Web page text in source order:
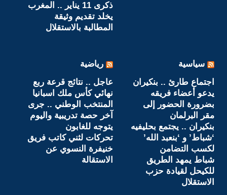
ذكرى 11 يناير .. المغرب
يخلد تقديم وثيقة
المطالبة بالاستقلال
سياسية
اجتماع طارئ .. بنكيران
يدعو أعضاء فريقه
بضرورة الحضور إلى
مقر البرلمان
بنكيران .. يجتمع بحليفيه
‘شباط’ و ‘بنعبد الله’
لكسب التضامن
شباط يمهد الطريق
للكيحل لقيادة حزب
الاستقلال
رياضية
عاجل .. نتائج قرعة ربع
نهائي كأس ملك اسبانيا
المنتخب الوطني .. جرى
آخر حصة تدريبية واليوم
يتوجه للغابون‎
تحركات لثني كاتب فريق
خنيفرة النسوي عن
الاستقالة